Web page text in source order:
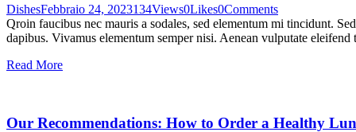
DishesFebbraio 24, 2023134Views0Likes0Comments
Qroin faucibus nec mauris a sodales, sed elementum mi tincidunt.
dapibus. Vivamus elementum semper nisi. Aenean vulputate
Read More
Our Recommendations: How to Order a Healthy